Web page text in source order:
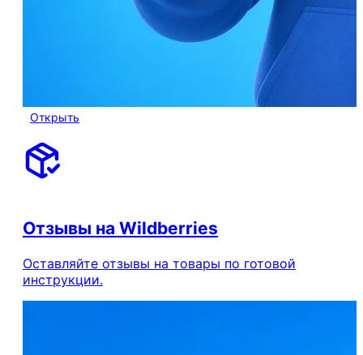
Открыть
Отзывы на Wildberries
Оставляйте отзывы на товары по готовой
инструкции.